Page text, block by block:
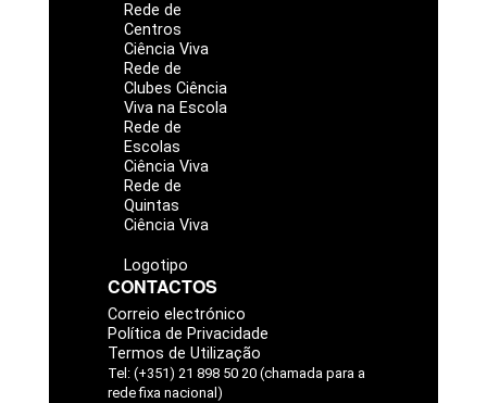
Rede de
Centros
Ciência Viva
Rede de
Clubes Ciência
Viva na Escola
Rede de
Escolas
Ciência Viva
Rede de
Quintas
Ciência Viva
Logotipo
CONTACTOS
Correio electrónico
Política de Privacidade
Termos de Utilização
Tel: (+351) 21 898 50 20 (chamada para a
rede fixa nacional)